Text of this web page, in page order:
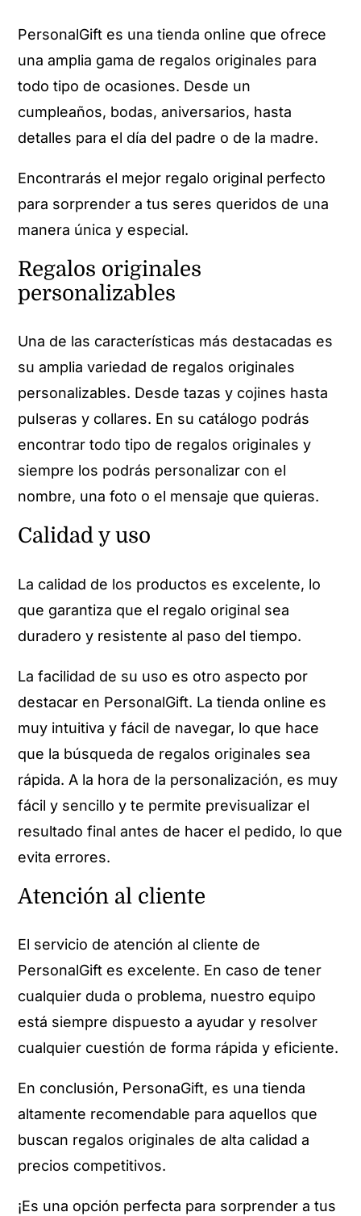
PersonalGift es una tienda online que ofrece
una amplia gama de regalos originales para
todo tipo de ocasiones. Desde un
cumpleaños, bodas, aniversarios, hasta
detalles para el día del padre o de la madre.
Encontrarás el mejor regalo original perfecto
para sorprender a tus seres queridos de una
manera única y especial.
Regalos originales
personalizables
Una de las características más destacadas es
su amplia variedad de regalos originales
personalizables. Desde tazas y cojines hasta
pulseras y collares. En su catálogo podrás
encontrar todo tipo de regalos originales y
siempre los podrás personalizar con el
nombre, una foto o el mensaje que quieras.
Calidad y uso
La calidad de los productos es excelente, lo
que garantiza que el regalo original sea
duradero y resistente al paso del tiempo.
La facilidad de su uso es otro aspecto por
destacar en PersonalGift. La tienda online es
muy intuitiva y fácil de navegar, lo que hace
que la búsqueda de regalos originales sea
rápida. A la hora de la personalización, es muy
fácil y sencillo y te permite previsualizar el
resultado final antes de hacer el pedido, lo que
evita errores.
Atención al cliente
El servicio de atención al cliente de
PersonalGift es excelente. En caso de tener
cualquier duda o problema, nuestro equipo
está siempre dispuesto a ayudar y resolver
cualquier cuestión de forma rápida y eficiente.
En conclusión, PersonaGift, es una tienda
altamente recomendable para aquellos que
buscan regalos originales de alta calidad a
precios competitivos.
¡Es una opción perfecta para sorprender a tus